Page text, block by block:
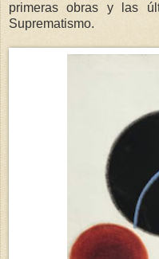
primeras obras y las
Suprematismo.